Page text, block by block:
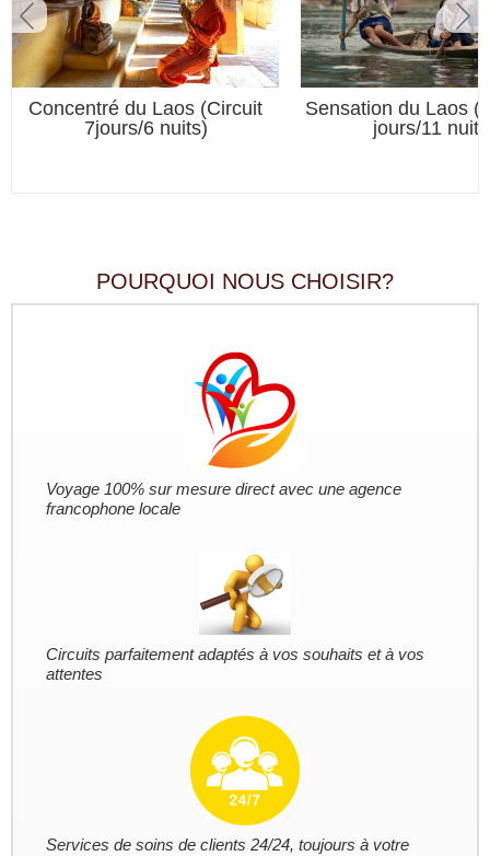
Concentré du Laos (Circuit
7jours/6 nuits)
Sensation du Laos
jours/11
POURQUOI NOUS CHOISIR?
Voyage 100% sur mesure direct avec une agence
francophone locale
Circuits parfaitement adaptés à vos souhaits et à vos
attentes
Services de soins de clients 24/24, toujours à votre